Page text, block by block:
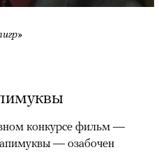
конкурсе фильм —
— озабочен